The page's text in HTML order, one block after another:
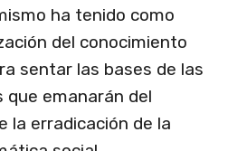
ha tenido como
del conocimiento
sentar las bases de las
emanarán del
la erradicación de la